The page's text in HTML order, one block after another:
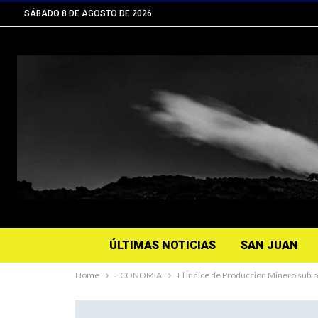
SÁBADO 8 DE AGOSTO DE 2026
ÚLTIMAS NOTICIAS SAN JUAN
Home ECONOMIA El Índice de Producción Minero